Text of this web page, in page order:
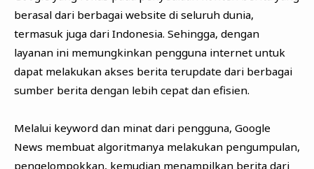
berasal dari berbagai website di seluruh dunia,
termasuk juga dari Indonesia. Sehingga, dengan
layanan ini memungkinkan pengguna internet untuk
dapat melakukan akses berita terupdate dari berbagai
sumber berita dengan lebih cepat dan efisien.
Melalui keyword dan minat dari pengguna, Google
News membuat algoritmanya melakukan pengumpulan,
pengelompokkan, kemudian menampilkan berita dari